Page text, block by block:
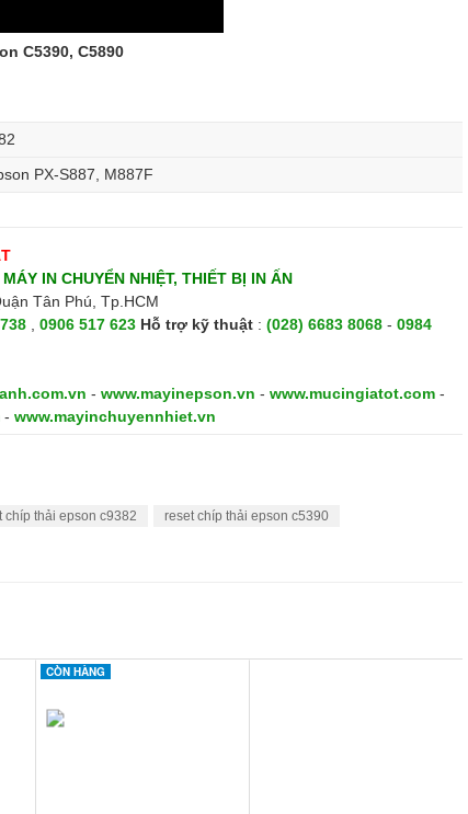
C5390, C5890
PX-S887, M887F
IN CHUYỂN NHIỆT, THIẾT BỊ IN ẤN
Tân Phú, Tp.HCM
, 0906 517 623 Hỗ trợ kỹ thuật : (028) 6683 8068- 0984
- www.mayinepson.vn - www.mucingiatot.com-
- www.mayinchuyennhiet.vn
chíp thải epson c9382
reset chíp thải epson c5390
CÒN HÀNG
CÒN HÀNG